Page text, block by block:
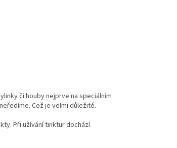
či houby nejprve na speciálním
Což je velmi důležité.
Při užívání tinktur dochází